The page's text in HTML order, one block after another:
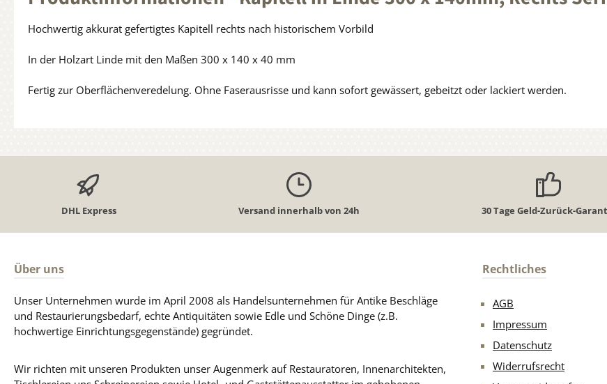
Hochwertig akkurat gefertigtes Kapitell rechts nach historischem Vorbild
In der Holzart Linde mit den Maßen 300 x 140 x 40 mm
Fertig zur Oberflächenveredelung. Ohne Faserausrisse und kann sofort gewässert, gebeitzt oder lackiert werden.
DHL Express Versand innerhalb von 24h 30 Tage Geld-Zurück-
Über uns
Unser Unternehmen wurde im April 2008 als Handelsunternehmen für Antike Beschläge
und Restaurierungsbedarf, echte Antiquitäten sowie Edle und Schöne Dinge (z.B.
hochwertige Einrichtungsgegenstände) gegründet.
Wir richten mit unseren Produkten unser Augenmerk auf Restauratoren, Innenarchitekten,
Rechtliches
AGB
Impressum
Datenschutz
Widerrufsrecht